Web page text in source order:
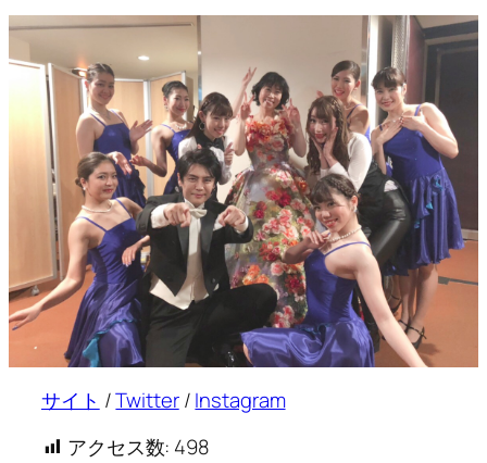
サイト /Twitter/Instagram
アクセス数: 498